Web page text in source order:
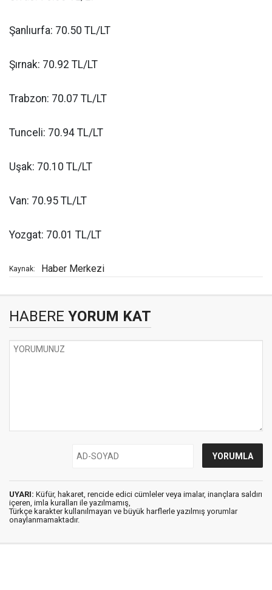
Şanlıurfa: 70.50 TL/LT
Şırnak: 70.92 TL/LT
Trabzon: 70.07 TL/LT
Tunceli: 70.94 TL/LT
Uşak: 70.10 TL/LT
Van: 70.95 TL/LT
Yozgat: 70.01 TL/LT
Kaynak: Haber Merkezi
HABERE YORUM KAT
UYARI: Küfür, hakaret, rencide edici cümleler veya imalar, inançlara saldırı
içeren, imla kuralları ile yazılmamış,
Türkçe karakter kullanılmayan ve büyük harflerle yazılmış yorumlar
onaylanmamaktadır.